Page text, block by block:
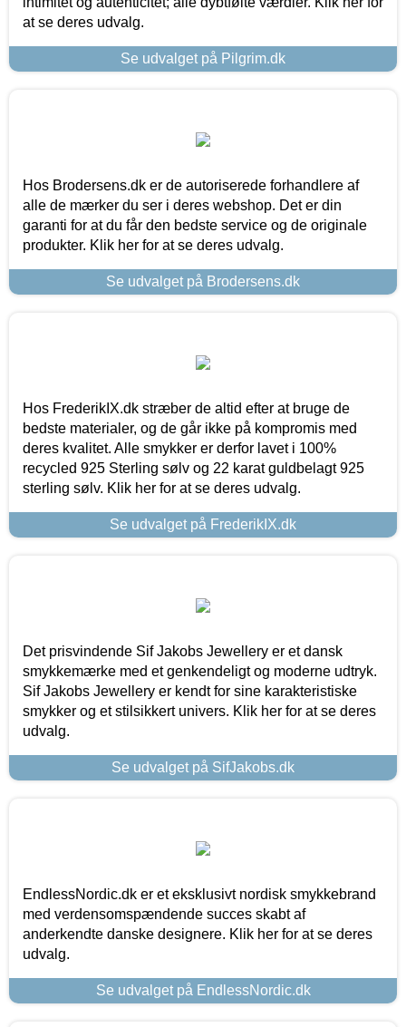
at se deres udvalg.
Se udvalget på Pilgrim.dk
Hos Brodersens.dk er de autoriserede forhandlere af
alle de mærker du ser i deres webshop. Det er din
garanti for at du får den bedste service og de originale
produkter. Klik her for at se deres udvalg.
Se udvalget på Brodersens.dk
Hos FrederikIX.dk stræber de altid efter at bruge de
bedste materialer, og de går ikke på kompromis med
deres kvalitet. Alle smykker er derfor lavet i 100%
recycled 925 Sterling sølv og 22 karat guldbelagt 925
sterling sølv. Klik her for at se deres udvalg.
Se udvalget på FrederikIX.dk
Det prisvindende Sif Jakobs Jewellery er et dansk
smykkemærke med et genkendeligt og moderne udtryk.
Sif Jakobs Jewellery er kendt for sine karakteristiske
smykker og et stilsikkert univers. Klik her for at se deres
udvalg.
Se udvalget på SifJakobs.dk
EndlessNordic.dk er et eksklusivt nordisk smykkebrand
med verdensomspændende succes skabt af
anderkendte danske designere. Klik her for at se deres
udvalg.
Se udvalget på EndlessNordic.dk